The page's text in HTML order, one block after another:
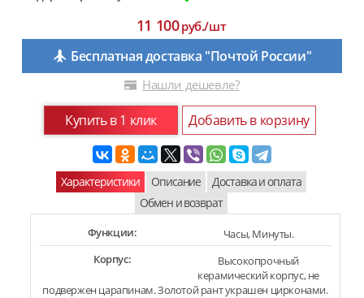
11 100руб./шт
Бесплатная доставка "Почтой России"
Нашли дешевле?
Купить в 1 клик Добавить в корзину
Характеристики Описание
Доставка и оплата
Обмен и возврат
Функции:
Часы, Минуты.
Корпус:
Высокопрочный
керамический корпус, не
подвержен царапинам. Золотой рант украшен цирконами.